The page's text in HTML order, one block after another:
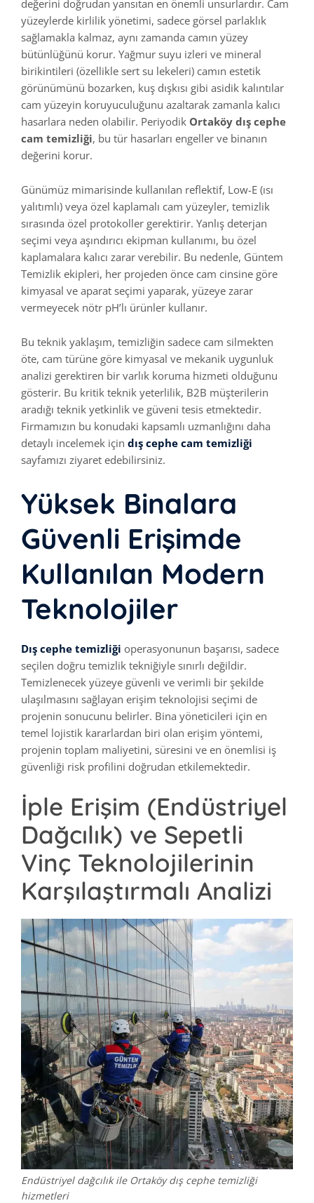
değerini doğrudan yansıtan en önemli unsurlardır. Cam
yüzeylerde kirlilik yönetimi, sadece görsel parlaklık
sağlamakla kalmaz, aynı zamanda camın yüzey
bütünlüğünü korur. Yağmur suyu izleri ve mineral
birikintileri (özellikle sert su lekeleri) camın estetik
görünümünü bozarken, kuş dışkısı gibi asidik kalıntılar
cam yüzeyin koruyuculuğunu azaltarak zamanla kalıcı
hasarlara neden olabilir. Periyodik Ortaköy dış cephe
cam temizliği, bu tür hasarları engeller ve binanın
değerini korur.
Günümüz mimarisinde kullanılan reflektif, Low-E (ısı
yalıtımlı) veya özel kaplamalı cam yüzeyler, temizlik
sırasında özel protokoller gerektirir. Yanlış deterjan
seçimi veya aşındırıcı ekipman kullanımı, bu özel
kaplamalara kalıcı zarar verebilir. Bu nedenle, Güntem
Temizlik ekipleri, her projeden önce cam cinsine göre
kimyasal ve aparat seçimi yaparak, yüzeye zarar
vermeyecek nötr pH’lı ürünler kullanır.
Bu teknik yaklaşım, temizliğin sadece cam silmekten
öte, cam türüne göre kimyasal ve mekanik uygunluk
analizi gerektiren bir varlık koruma hizmeti olduğunu
gösterir. Bu kritik teknik yeterlilik, B2B müşterilerin
aradığı teknik yetkinlik ve güveni tesis etmektedir.
Firmamızın bu konudaki kapsamlı uzmanlığını daha
detaylı incelemek için dış cephe cam temizliği
sayfamızı ziyaret edebilirsiniz.
Yüksek Binalara
Güvenli Erişimde
Kullanılan Modern
Teknolojiler
Dış cephe temizliği operasyonunun başarısı, sadece
seçilen doğru temizlik tekniğiyle sınırlı değildir.
Temizlenecek yüzeye güvenli ve verimli bir şekilde
ulaşılmasını sağlayan erişim teknolojisi seçimi de
projenin sonucunu belirler. Bina yöneticileri için en
temel lojistik kararlardan biri olan erişim yöntemi,
projenin toplam maliyetini, süresini ve en önemlisi iş
güvenliği risk profilini doğrudan etkilemektedir.
İple Erişim (Endüstriyel
Dağcılık) ve Sepetli
Vinç Teknolojilerinin
Karşılaştırmalı Analizi
Endüstriyel dağcılık ile Ortaköy dış cephe temizliği
hizmetleri